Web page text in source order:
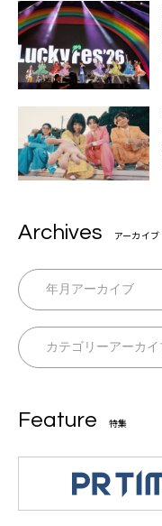
Archives アーカイブ
Feature 特集